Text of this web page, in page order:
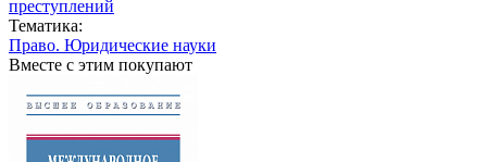
преступлений
Тематика:
Право. Юридические науки
Вместе с этим покупают